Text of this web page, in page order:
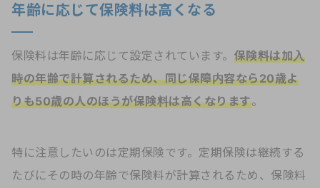
年齢に応じて保険料は高くなる
保険料は年齢に応じて設定されています。 保険料は加入
時の年齢で計算されるため、同じ保障内容なら20歳よ
りも50歳の人のほうが保険料は高くなります。
特に注意したいのは定期保険です。定期保険は継続する
たびにその時の年齢で保険料が計算されるため、保険料